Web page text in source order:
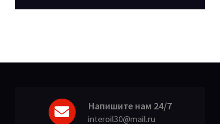
Напишите нам 24/7
interoil30@mail.ru